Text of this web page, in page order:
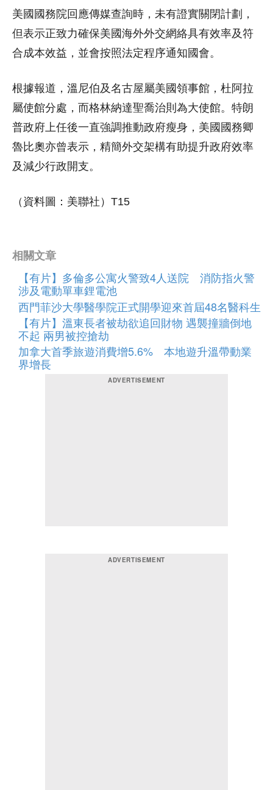
美國國務院回應傳媒查詢時，未有證實關閉計劃，
但表示正致力確保美國海外外交網絡具有效率及符
合成本效益，並會按照法定程序通知國會。
根據報道，溫尼伯及名古屋屬美國領事館，杜阿拉
屬使館分處，而格林納達聖喬治則為大使館。特朗
普政府上任後一直強調推動政府瘦身，美國國務卿
魯比奧亦曾表示，精簡外交架構有助提升政府效率
及減少行政開支。
（資料圖：美聯社）T15
相關文章
【有片】多倫多公寓火警致4人送院 消防指火警
涉及電動單車鋰電池
西門菲沙大學醫學院正式開學迎來首屆48名醫科生
【有片】溫東長者被劫欲追回財物 遇襲撞牆倒地
不起 兩男被控搶劫
加拿大首季旅遊消費增5.6% 本地遊升溫帶動業
界增長